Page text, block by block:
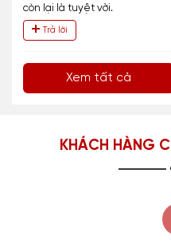
còn lại là tuyệt vời.
Trả lời
Xem tất cả
KHÁCH HÀNG